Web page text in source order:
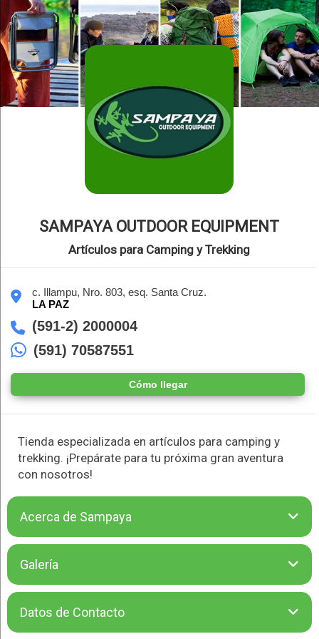
SAMPAYA OUTDOOR EQUIPMENT
Artículos para Camping y Trekking
c. Illampu, Nro. 803, esq. Santa Cruz.
LA PAZ
(591-2) 2000004
(591) 70587551
Cómo llegar
Tienda especializada en artículos para camping y
trekking. ¡Prepárate para tu próxima gran aventura
con nosotros!
Acerca de Sampaya
Sampaya Outdoor Equipment es tu tienda especializada en
artículos para camping y trekking. Ofrecemos una amplia
selección de productos de marcas reconocidas como Doite
calidad y durabilidad para cada aventura. Desde carpas
Galería
Datos de Contacto